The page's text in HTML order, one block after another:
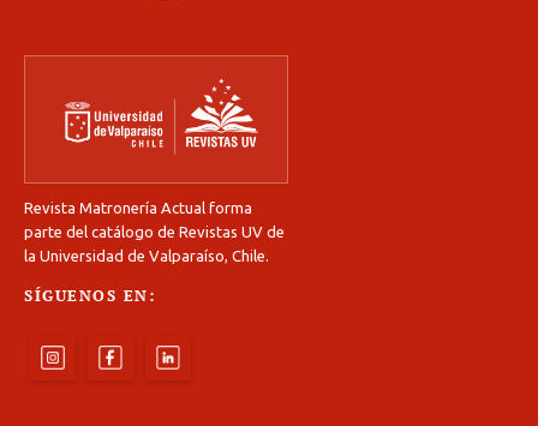
Revista Matronería Actual forma
parte del catálogo de Revistas UV de
la Universidad de Valparaíso, Chile.
SÍGUENOS EN: